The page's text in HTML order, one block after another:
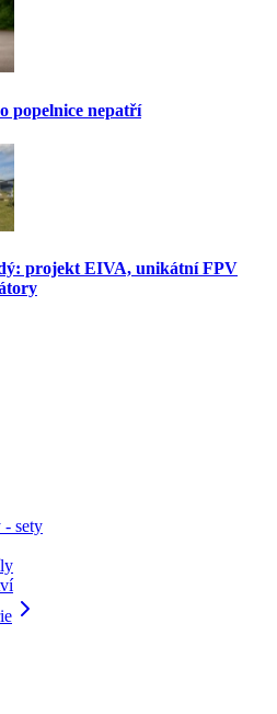
popelnice nepatří
projekt EIVA, unikátní FPV
- sety